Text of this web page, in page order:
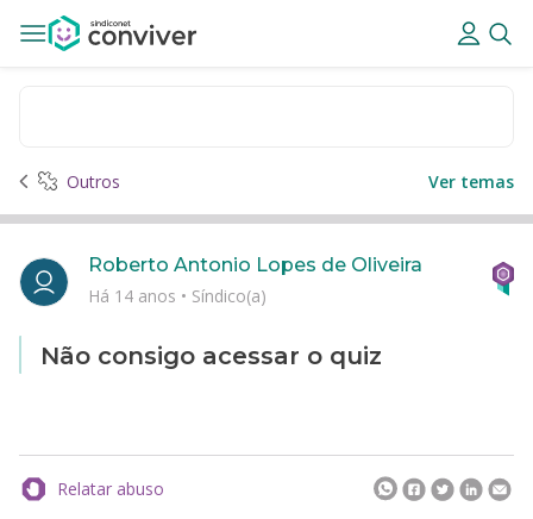
Outros Ver temas
Não consigo acessar o quiz
Roberto Antonio Lopes de Oliveira
Há 14 anos • Síndico(a)
Relatar abuso